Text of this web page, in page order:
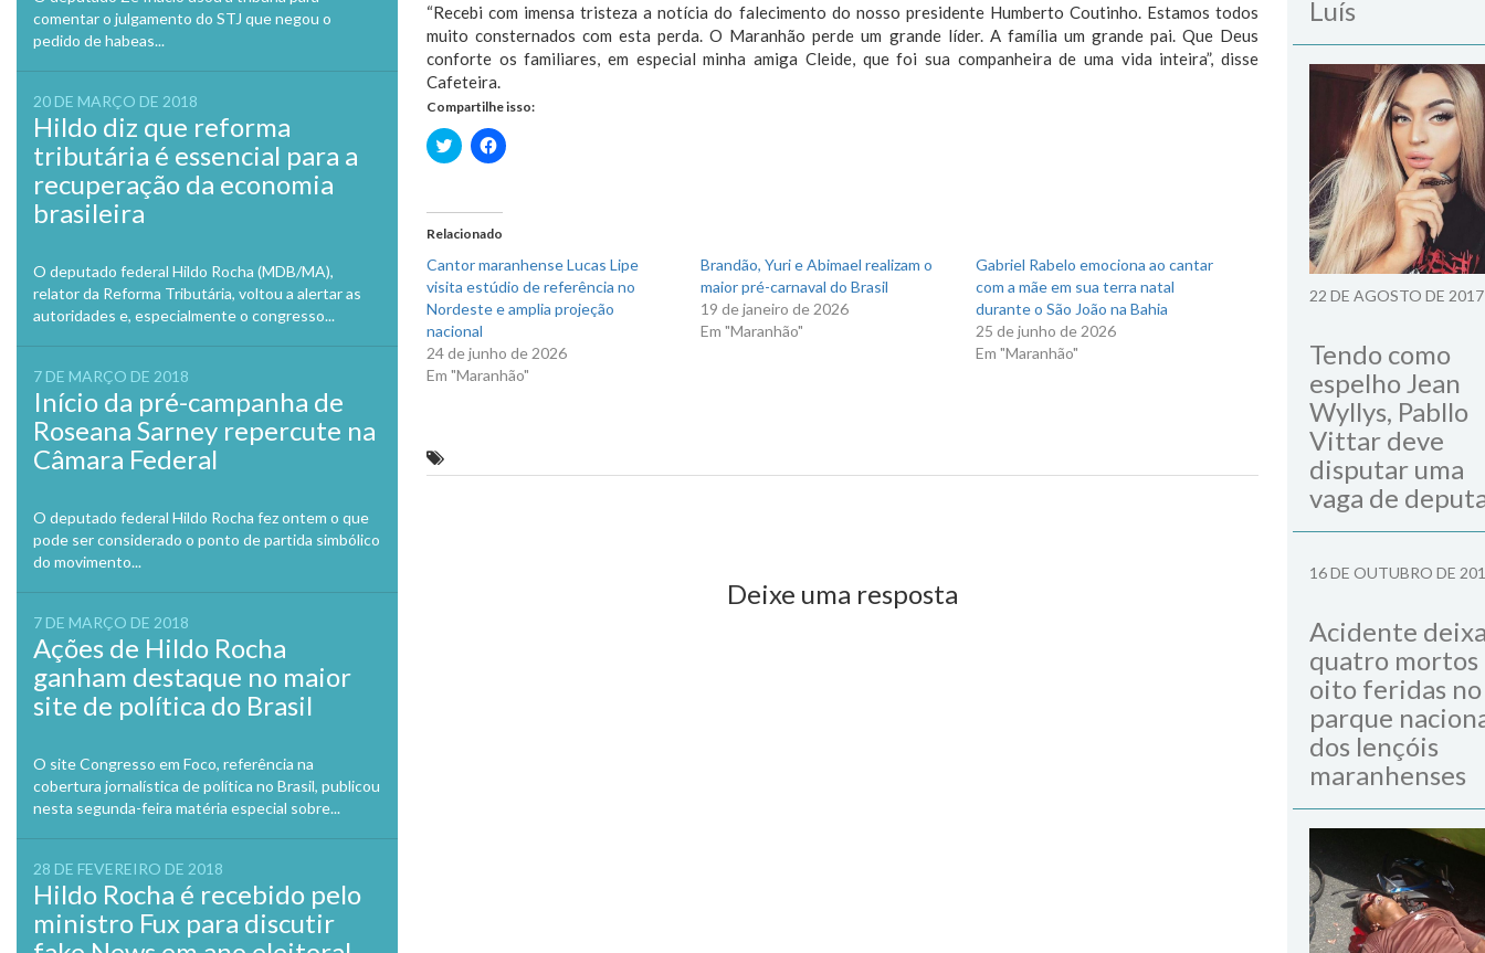
comentar o julgamento do STJ que negou o
pedido de habeas...
20 DE MARÇO DE 2018
Hildo diz que reforma
tributária é essencial para a
recuperação da economia
brasileira
O deputado federal Hildo Rocha (MDB/MA),
relator da Reforma Tributária, voltou a alertar as
autoridades e, especialmente o congresso...
7 DE MARÇO DE 2018
Início da pré-campanha de
Roseana Sarney repercute na
Câmara Federal
O deputado federal Hildo Rocha fez ontem o que
pode ser considerado o ponto de partida simbólico
do movimento...
7 DE MARÇO DE 2018
Ações de Hildo Rocha
ganham destaque no maior
site de política do Brasil
O site Congresso em Foco, referência na
cobertura jornalística de política no Brasil, publicou
nesta segunda-feira matéria especial sobre...
28 DE FEVEREIRO DE 2018
Hildo Rocha é recebido pelo
ministro Fux para discutir
“Recebi com imensa tristeza a notícia do falecimento do nosso presidente Humberto Coutinho. Estamos todos
muito consternados com esta perda. O Maranhão perde um grande líder. A família um grande pai. Que Deus
conforte os familiares, em especial minha amiga Cleide, que foi sua companheira de uma vida inteira”, disse
Cafeteira.
Compartilhe isso:
Clique
para
em
nova
janela)
Clique
para
em
nova
janela)
Relacionado
Cantor maranhense Lucas Lipe
visita estúdio de referência no
Nordeste e amplia projeção
nacional
24 de junho de 2026
Em "Maranhão"
Brandão, Yuri e Abimael realizam o
maior pré-carnaval do Brasil
19 de janeiro de 2026
Em "Maranhão"
Gabriel Rabelo emociona ao cantar
com a mãe em sua terra natal
durante o São João na Bahia
25 de junho de 2026
Em "Maranhão"
Deixe uma resposta
Luís
22 DE AGOSTO DE 2017
Tendo como
espelho Jean
Wyllys, Pabllo
Vittar deve
disputar uma
vaga de
16 DE OUTUBRO DE
Acidente
quatro mortos
oito feridas no
parque
dos lençóis
maranhenses